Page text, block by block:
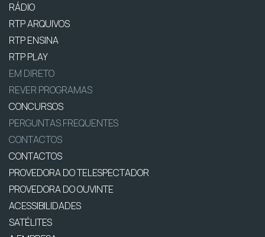
RÁDIO
RTP ARQUIVOS
RTP ENSINA
RTP PLAY
EM DIRETO
REVER PROGRAMAS
CONCURSOS
PERGUNTAS FREQUENTES
CONTACTOS
CONTACTOS
PROVEDORA DO TELESPECTADOR
PROVEDORA DO OUVINTE
ACESSIBILIDADES
SATÉLITES